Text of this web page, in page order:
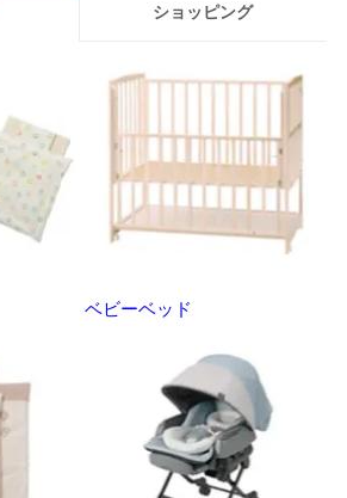
ショッピング
ベビーベッド